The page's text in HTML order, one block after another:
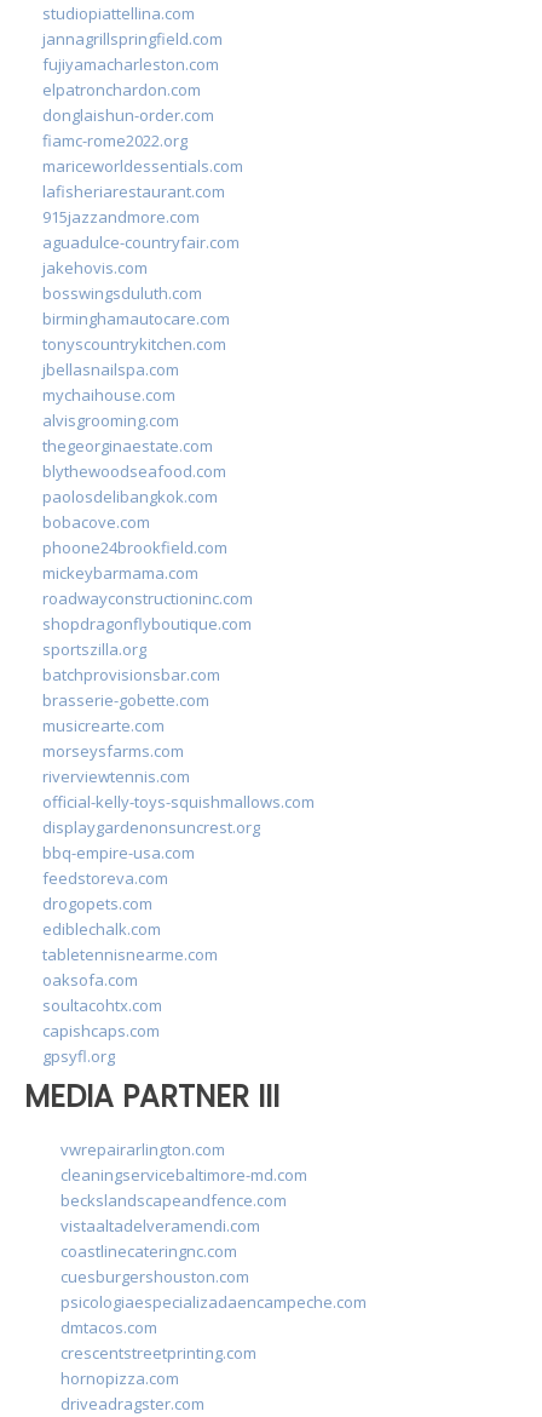
studiopiattellina.com
jannagrillspringfield.com
fujiyamacharleston.com
elpatronchardon.com
donglaishun-order.com
fiamc-rome2022.org
mariceworldessentials.com
lafisheriarestaurant.com
915jazzandmore.com
aguadulce-countryfair.com
jakehovis.com
bosswingsduluth.com
birminghamautocare.com
tonyscountrykitchen.com
jbellasnailspa.com
mychaihouse.com
alvisgrooming.com
thegeorginaestate.com
blythewoodseafood.com
paolosdelibangkok.com
bobacove.com
phoone24brookfield.com
mickeybarmama.com
roadwayconstructioninc.com
shopdragonflyboutique.com
sportszilla.org
batchprovisionsbar.com
brasserie-gobette.com
musicrearte.com
morseysfarms.com
riverviewtennis.com
official-kelly-toys-squishmallows.com
displaygardenonsuncrest.org
bbq-empire-usa.com
feedstoreva.com
drogopets.com
ediblechalk.com
tabletennisnearme.com
oaksofa.com
soultacohtx.com
capishcaps.com
gpsyfl.org
MEDIA PARTNER III
vwrepairarlington.com
cleaningservicebaltimore-md.com
beckslandscapeandfence.com
vistaaltadelveramendi.com
coastlinecateringnc.com
cuesburgershouston.com
psicologiaespecializadaencampeche.com
dmtacos.com
crescentstreetprinting.com
hornopizza.com
driveadragster.com